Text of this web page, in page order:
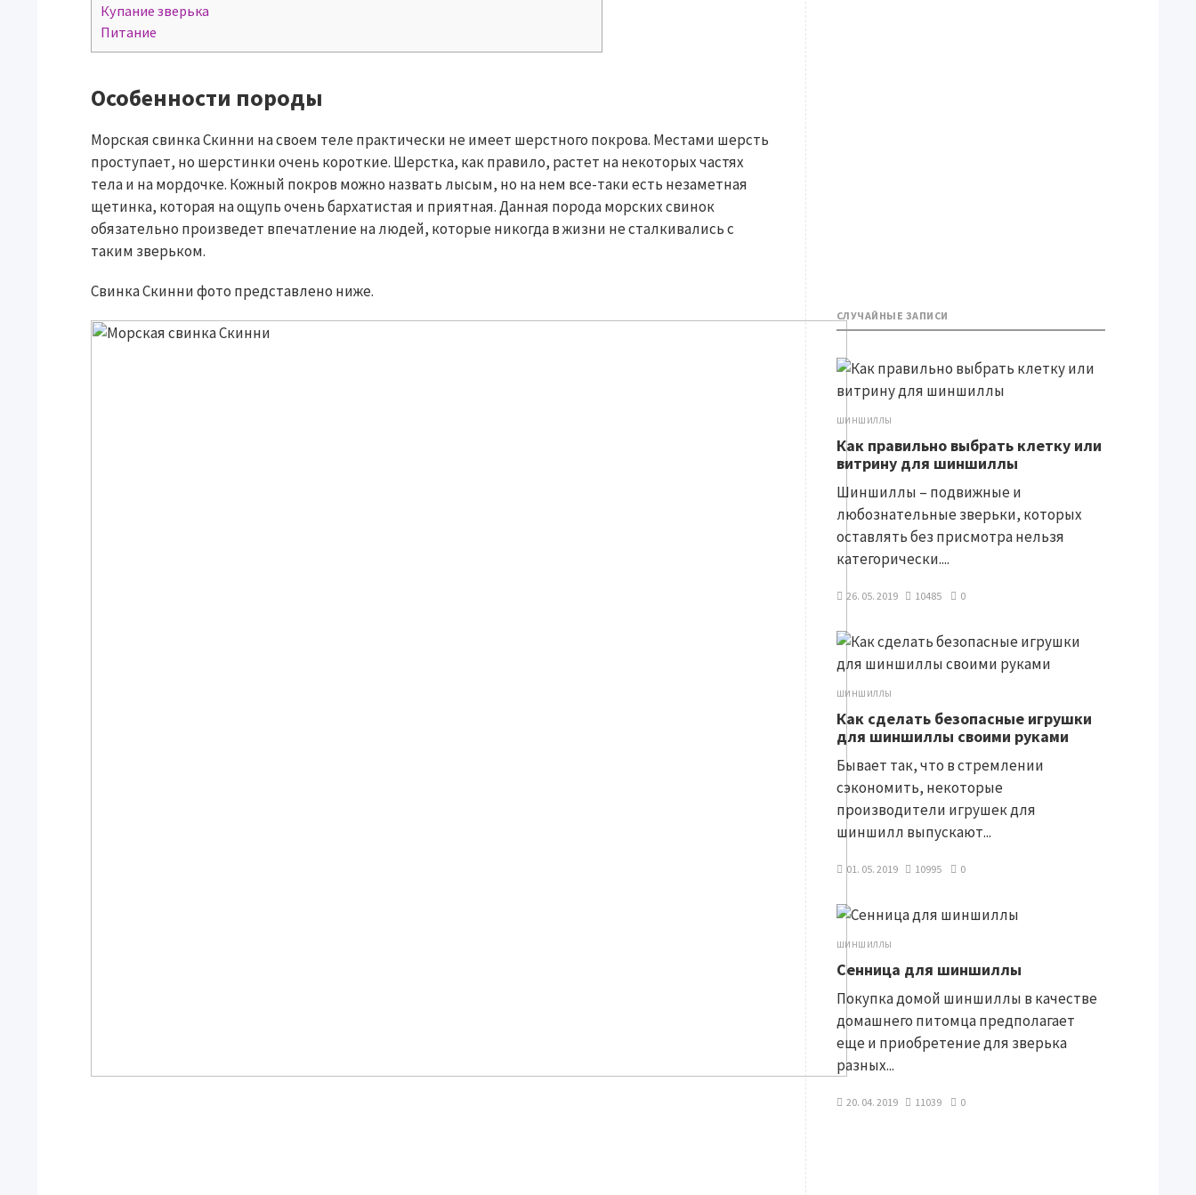
Купание зверька
Питание
Особенности породы
Морская свинкаСкинни на своем теле практически не имеет шерстного покрова. Местами шерсть
проступает, но шерстинки очень короткие. Шерстка, как правило, растет на некоторых частях
тела и на мордочке. Кожный покров можно назвать лысым, но на нем все-таки есть незаметная
щетинка, которая на ощупь очень бархатистая и приятная. Данная порода морских свинок
обязательно произведет впечатление на людей, которые никогда в жизни не сталкивались с
таким зверьком.
СвинкаСкиннифото представлено ниже.
СЛУЧАЙНЫЕ ЗАПИСИ
ШИНШИЛЛЫ
Как правильно выбрать клетку или
витрину для шиншиллы
Шиншиллы – подвижные и
любознательные зверьки, которых
оставлять без присмотра нельзя
категорически....
26. 05. 2019 10485 0
ШИНШИЛЛЫ
Как сделать безопасные игрушки
для шиншиллы своими руками
Бывает так, что в стремлении
сэкономить, некоторые
производители игрушек для
шиншилл выпускают...
01. 05. 2019 10995 0
ШИНШИЛЛЫ
Сенница для шиншиллы
Покупка домой шиншиллы в качестве
домашнего питомца предполагает
еще и приобретение для зверька
разных...
20. 04. 2019 11039 0